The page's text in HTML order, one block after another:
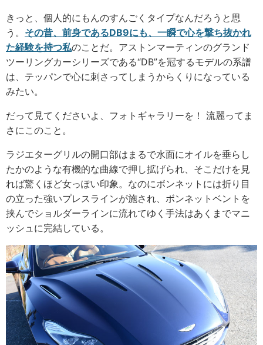
きっと、個人的にもんのすんごくタイプなんだろうと思
う。 その昔、前身であるDB9にも、一瞬で心を撃ち抜かれ
た経験を持つ私のことだ。アストンマーティンのグランド
ツーリングカーシリーズである“DB”を冠するモデルの系譜
は、テッパンで心に刺さってしまうからくりになっている
みたい。
だって見てくださいよ、フォトギャラリーを！ 流麗ってま
さにこのこと。
ラジエターグリルの開口部はまるで水面にオイルを垂らし
たかのような有機的な曲線で押し拡げられ、そこだけを見
れば驚くほど女っぽい印象。なのにボンネットには折り目
の立った強いプレスラインが施され、ボンネットベントを
挟んでショルダーラインに流れてゆく手法はあくまでマニ
ッシュに完結している。